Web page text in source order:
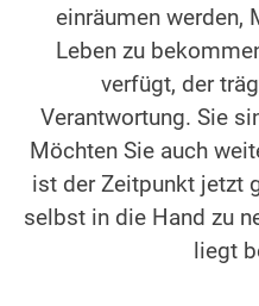
einräumen werden,
Leben zu
verfügt, der
Verantwortung. Sie
Möchten Sie auch
ist der Zeitpunkt jetzt
selbst in die Hand zu
liegt